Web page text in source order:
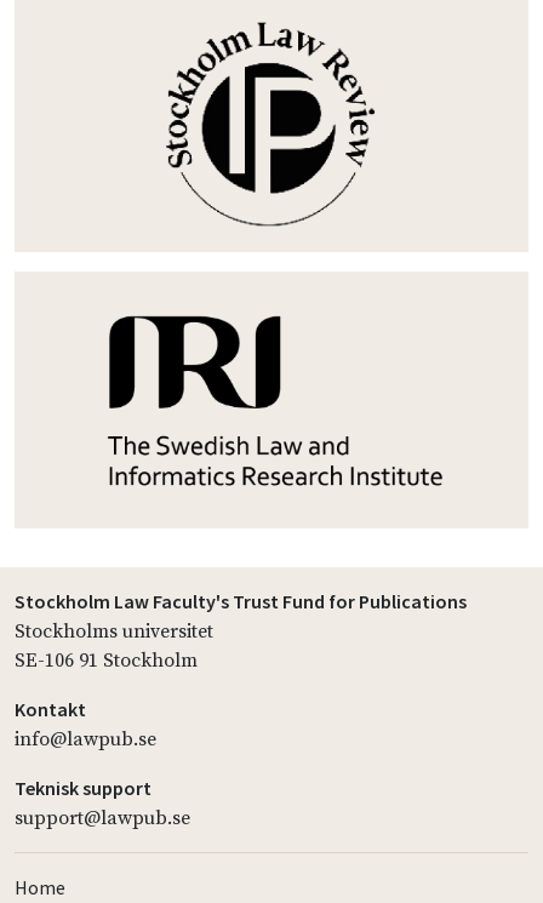
Stockholm Law Faculty's Trust Fund for Publications
Stockholms universitet
SE-106 91 Stockholm
Kontakt
info@lawpub.se
Teknisk support
support@lawpub.se
Home